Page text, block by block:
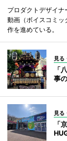
プロダクトデザイ
動画（ボイスコミッ
作を進めている。
見る
「
事
見る
「